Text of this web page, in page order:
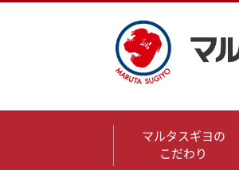
マルタスギヨの
こだわり